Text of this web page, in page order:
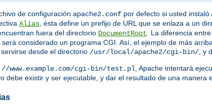
de configuración apache2.conf por defecto si usted
Alias, ésta define un prefijo de URL que se enlaza a un
fuera del directorio DocumentRoot. La diferencia entre
considerado un programa CGI. Así, el ejemplo de más
desde el directorio /usr/local/apache2/cgi-bin/, y
www.example.com/cgi-bin/test.pl, Apache intentará
debe existir y ser ejecutable, y dar el resultado de una manera